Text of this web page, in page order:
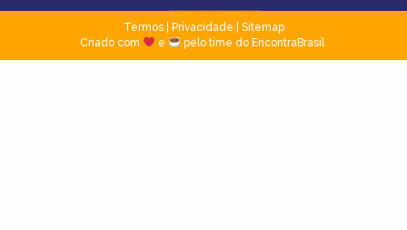
Termos| Privacidade
Sitemap
Criado com
e pelo time do EncontraBrasil